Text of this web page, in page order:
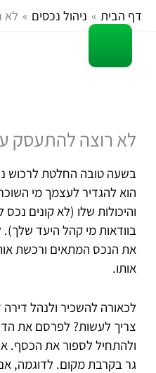
דילוג
לתוכן
דף הבית ניהול נכסים לא
לא רוצה להתעסק
בשעה טובה החלטת לרכוש
הוא להגדיר לעצמך מי
והיכולות שלו (לא קונים
בוודאות מי קהל היעד
את הנכס המתאים ורכשת
אותו.
לכאורה להשכיר ולנהל
צריך לעשות? לפרסם את
ולהתחיל לספור את הכסף.
גר בקרבת מקום. לדוגמה,